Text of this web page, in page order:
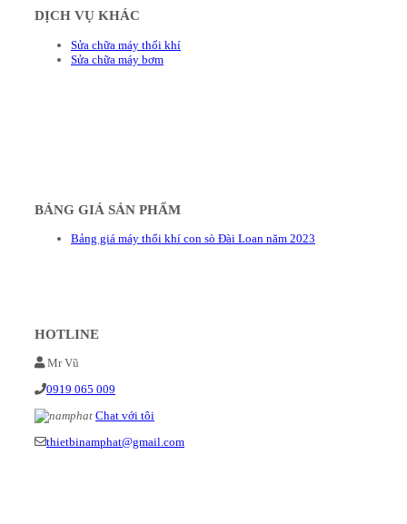
DỊCH VỤ KHÁC
Sửa chữa máy thổi khí
Sửa chữa máy bơm
BẢNG GIÁ SẢN PHẨM
Bảng giá máy thổi khí con sò Đài Loan năm 2023
HOTLINE
Mr Vũ
0919 065 009
Chat với tôi
thietbinamphat@gmail.com